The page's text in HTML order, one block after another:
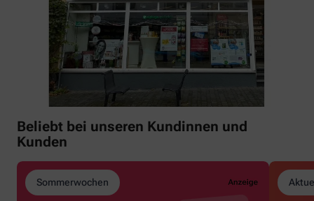
Beliebt bei unseren Kundinnen und
Kunden
Sommerwochen